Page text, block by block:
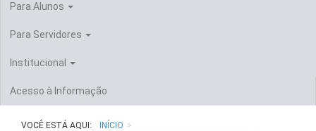
Para Alunos
Para Servidores
Institucional
Acesso à Informação
VOCÊ ESTÁ AQUI:
INÍCIO